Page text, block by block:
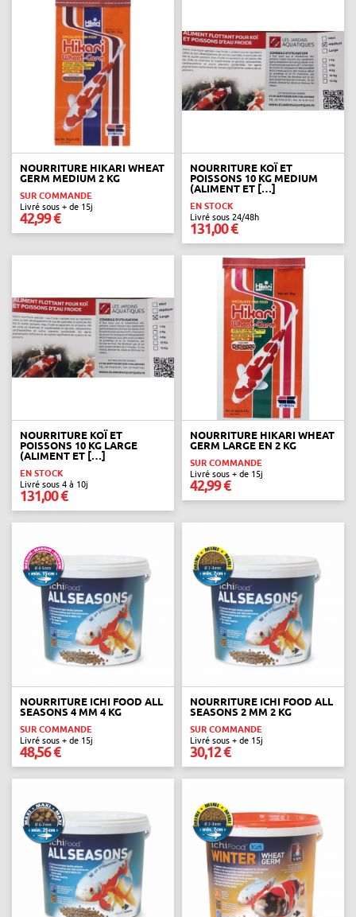
NOURRITURE HIKARI WHEAT
GERM MEDIUM 2 KG
SUR COMMANDE
Livré sous + de 15j
42,99 €
NOURRITURE KOÏ ET
POISSONS 10 KG MEDIUM
(ALIMENT ET […]
EN STOCK
Livré sous 24/48h
131,00 €
NOURRITURE KOÏ ET
POISSONS 10 KG LARGE
(ALIMENT ET […]
EN STOCK
Livré sous 4 à 10j
131,00 €
NOURRITURE HIKARI WHEAT
GERM LARGE EN 2 KG
SUR COMMANDE
Livré sous + de 15j
42,99 €
NOURRITURE ICHI FOOD ALL
SEASONS 4 MM 4 KG
SUR COMMANDE
Livré sous + de 15j
48,56 €
NOURRITURE ICHI FOOD ALL
SEASONS 2 MM 2 KG
SUR COMMANDE
Livré sous + de 15j
30,12 €